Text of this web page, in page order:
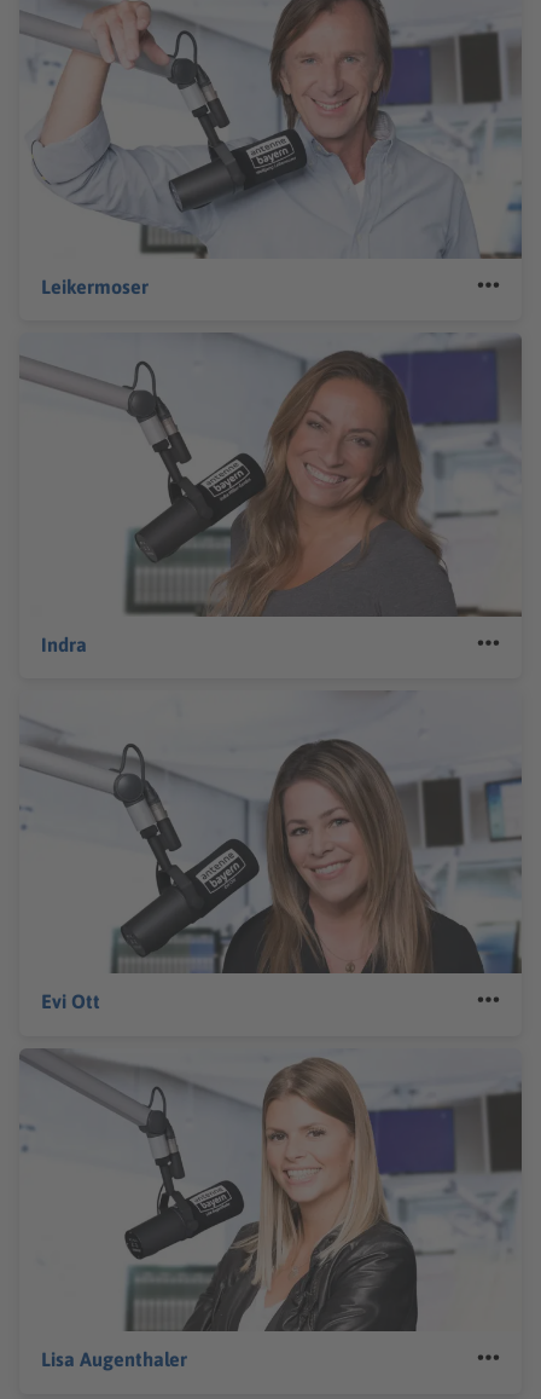
Leikermoser
Indra
Evi Ott
Lisa Augenthaler